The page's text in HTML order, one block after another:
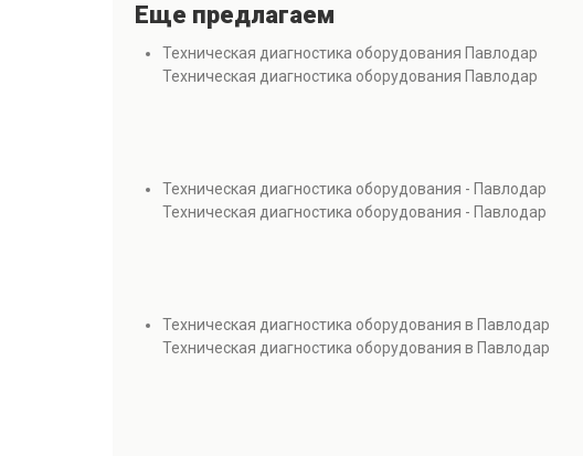
Еще предлагаем
Техническая диагностика оборудования Павлодар
Техническая диагностика оборудования Павлодар
Техническая диагностика оборудования - Павлодар
Техническая диагностика оборудования - Павлодар
Техническая диагностика оборудования в Павлодар
Техническая диагностика оборудования в Павлодар